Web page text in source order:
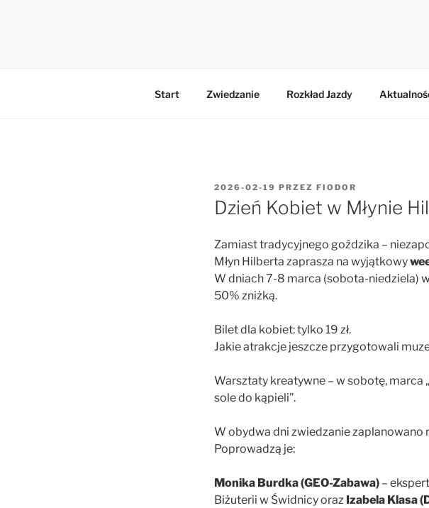
Start Zwiedzanie Rozkład Jazdy
OPUBLIKOWANE
W
2026-02-19 PRZEZ FIODOR
Dzień Kobiet w Młynie
Zamiast tradycyjnego goździka –
Młyn Hilberta zaprasza na wyjątkowy
W dniach 7-8 marca (sobota-niedziela)
50% zniżką.
Bilet dla kobiet: tylko 19 zł.
Jakie atrakcje jeszcze przygotowali
Warsztaty kreatywne – w sobotę, marca
sole do kąpieli”.
W obydwa dni zwiedzanie zaplanowano
Poprowadzą je:
Monika Burdka (GEO-Zabawa) –
Biżuterii w Świdnicy oraz Izabela Klasa